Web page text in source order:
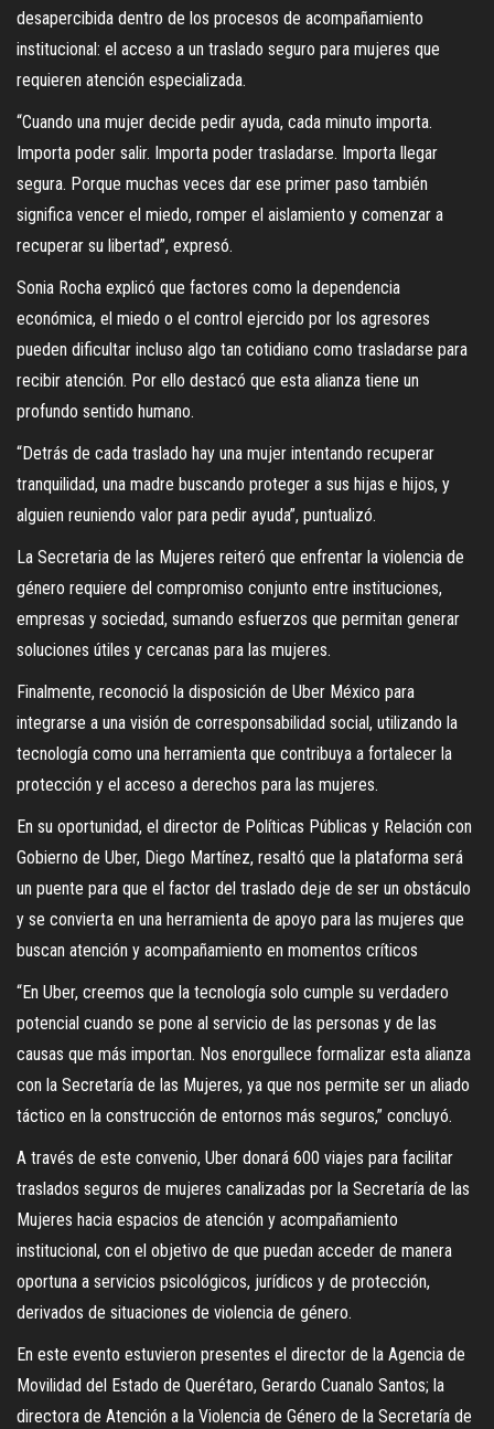
desapercibida dentro de los procesos de acompañamiento
institucional: el acceso a un traslado seguro para mujeres que
requieren atención especializada.
“Cuando una mujer decide pedir ayuda, cada minuto importa.
Importa poder salir. Importa poder trasladarse. Importa llegar
segura. Porque muchas veces dar ese primer paso también
significa vencer el miedo, romper el aislamiento y comenzar a
recuperar su libertad”, expresó.
Sonia Rocha explicó que factores como la dependencia
económica, el miedo o el control ejercido por los agresores
pueden dificultar incluso algo tan cotidiano como trasladarse para
recibir atención. Por ello destacó que esta alianza tiene un
profundo sentido humano.
“Detrás de cada traslado hay una mujer intentando recuperar
tranquilidad, una madre buscando proteger a sus hijas e hijos, y
alguien reuniendo valor para pedir ayuda”, puntualizó.
La Secretaria de las Mujeres reiteró que enfrentar la violencia de
género requiere del compromiso conjunto entre instituciones,
empresas y sociedad, sumando esfuerzos que permitan generar
soluciones útiles y cercanas para las mujeres.
Finalmente, reconoció la disposición de Uber México para
integrarse a una visión de corresponsabilidad social, utilizando la
tecnología como una herramienta que contribuya a fortalecer la
protección y el acceso a derechos para las mujeres.
En su oportunidad, el director de Políticas Públicas y Relación con
Gobierno de Uber, Diego Martínez, resaltó que la plataforma será
un puente para que el factor del traslado deje de ser un obstáculo
y se convierta en una herramienta de apoyo para las mujeres que
buscan atención y acompañamiento en momentos críticos
“En Uber, creemos que la tecnología solo cumple su verdadero
potencial cuando se pone al servicio de las personas y de las
causas que más importan. Nos enorgullece formalizar esta alianza
con la Secretaría de las Mujeres, ya que nos permite ser un aliado
táctico en la construcción de entornos más seguros,” concluyó.
A través de este convenio, Uber donará 600 viajes para facilitar
traslados seguros de mujeres canalizadas por la Secretaría de las
Mujeres hacia espacios de atención y acompañamiento
institucional, con el objetivo de que puedan acceder de manera
oportuna a servicios psicológicos, jurídicos y de protección,
derivados de situaciones de violencia de género.
En este evento estuvieron presentes el director de la Agencia de
Movilidad del Estado de Querétaro, Gerardo Cuanalo Santos; la
directora de Atención a la Violencia de Género de la Secretaría de